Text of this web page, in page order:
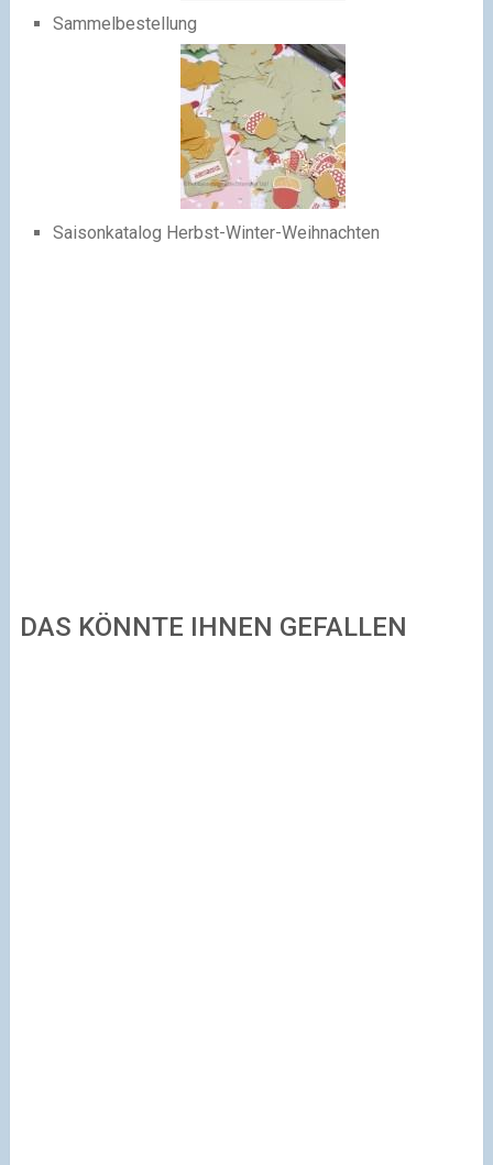
Sammelbestellung
Saisonkatalog Herbst-Winter-Weihnachten
DAS KÖNNTE IHNEN GEFALLEN